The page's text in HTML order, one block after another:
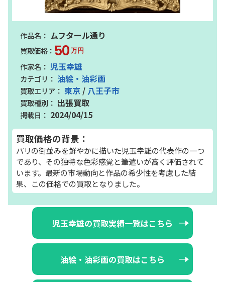
ムフタール通り
50万円
児玉幸雄
油絵・油彩画
東京 / 八王子市
出張買取
2024/04/15
買取価格の背景：
パリの街並みを鮮やかに描いた児玉幸雄の代表作の一つ
であり、その独特な色彩感覚と筆遣いが高く評価されて
います。最新の市場動向と作品の希少性を考慮した結
果、この価格での買取となりました。
児玉幸雄の買取実績一覧はこちら
油絵・油彩画の買取はこちら